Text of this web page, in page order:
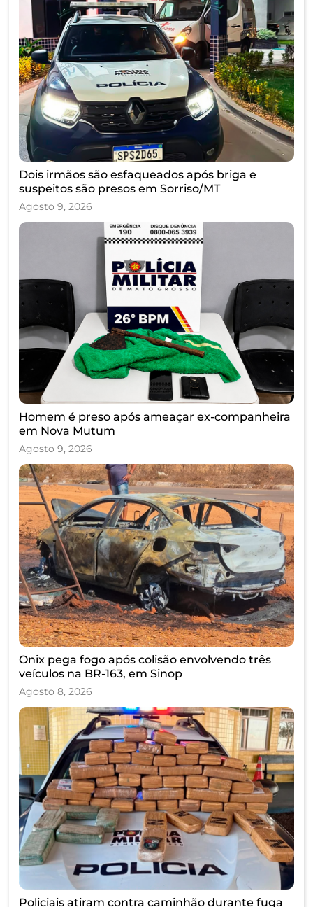
Dois irmãos são esfaqueados após briga e
suspeitos são presos em Sorriso/MT
Agosto 9, 2026
Homem é preso após ameaçar ex-companheira
em Nova Mutum
Agosto 9, 2026
Onix pega fogo após colisão envolvendo três
veículos na BR-163, em Sinop
Agosto 8, 2026
Policiais atiram contra caminhão durante fuga